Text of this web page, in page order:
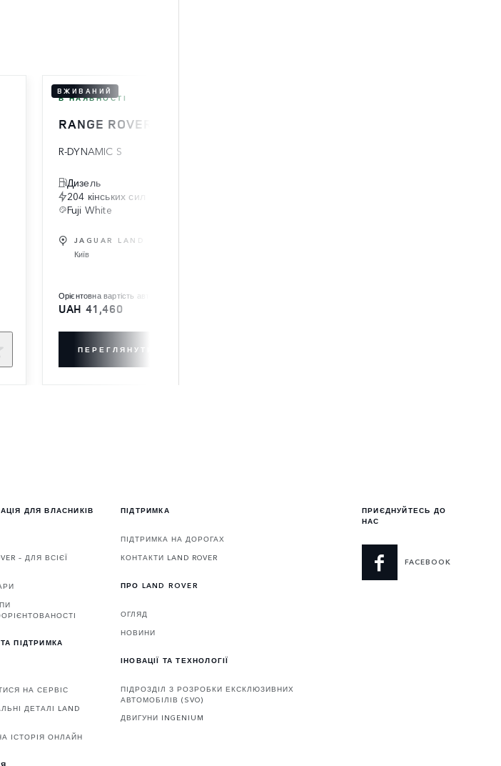
ВЖИВАНИЙ
В НАЯВНОСТІ
RANGE ROVER VELAR
R-DYNAMIC S
Дизель
204 кінських сил
Fuji White
JAGUAR LAND ROVER КИЇВ ЗАХІД
Київ
орієнтовна вартість автомобіля
UAH 41,460
ПЕРЕГЛЯНУТИ ДЕТАЛІ
ДЛЯ ВЛАСНИКІВ
– ДЛЯ ВСІЄЇ
ПІДТРИМКА
НА СЕРВІС
ДЕТАЛІ LAND
ІСТОРІЯ ОНЛАЙН
ПІДТРИМКА
ПІДТРИМКА НА ДОРОГАХ
КОНТАКТИ LAND ROVER
ПРО LAND ROVER
ОГЛЯД
НОВИНИ
ІНОВАЦІЇ ТА ТЕХНОЛОГІЇ
ПІДРОЗДІЛ З РОЗРОБКИ ЕКСКЛЮЗИВНИХ
АВТОМОБІЛІВ (SVO)
ДВИГУНИ INGENIUM
ПРИЄДНУЙТЕСЬ ДО
НАС
FACEBOOK